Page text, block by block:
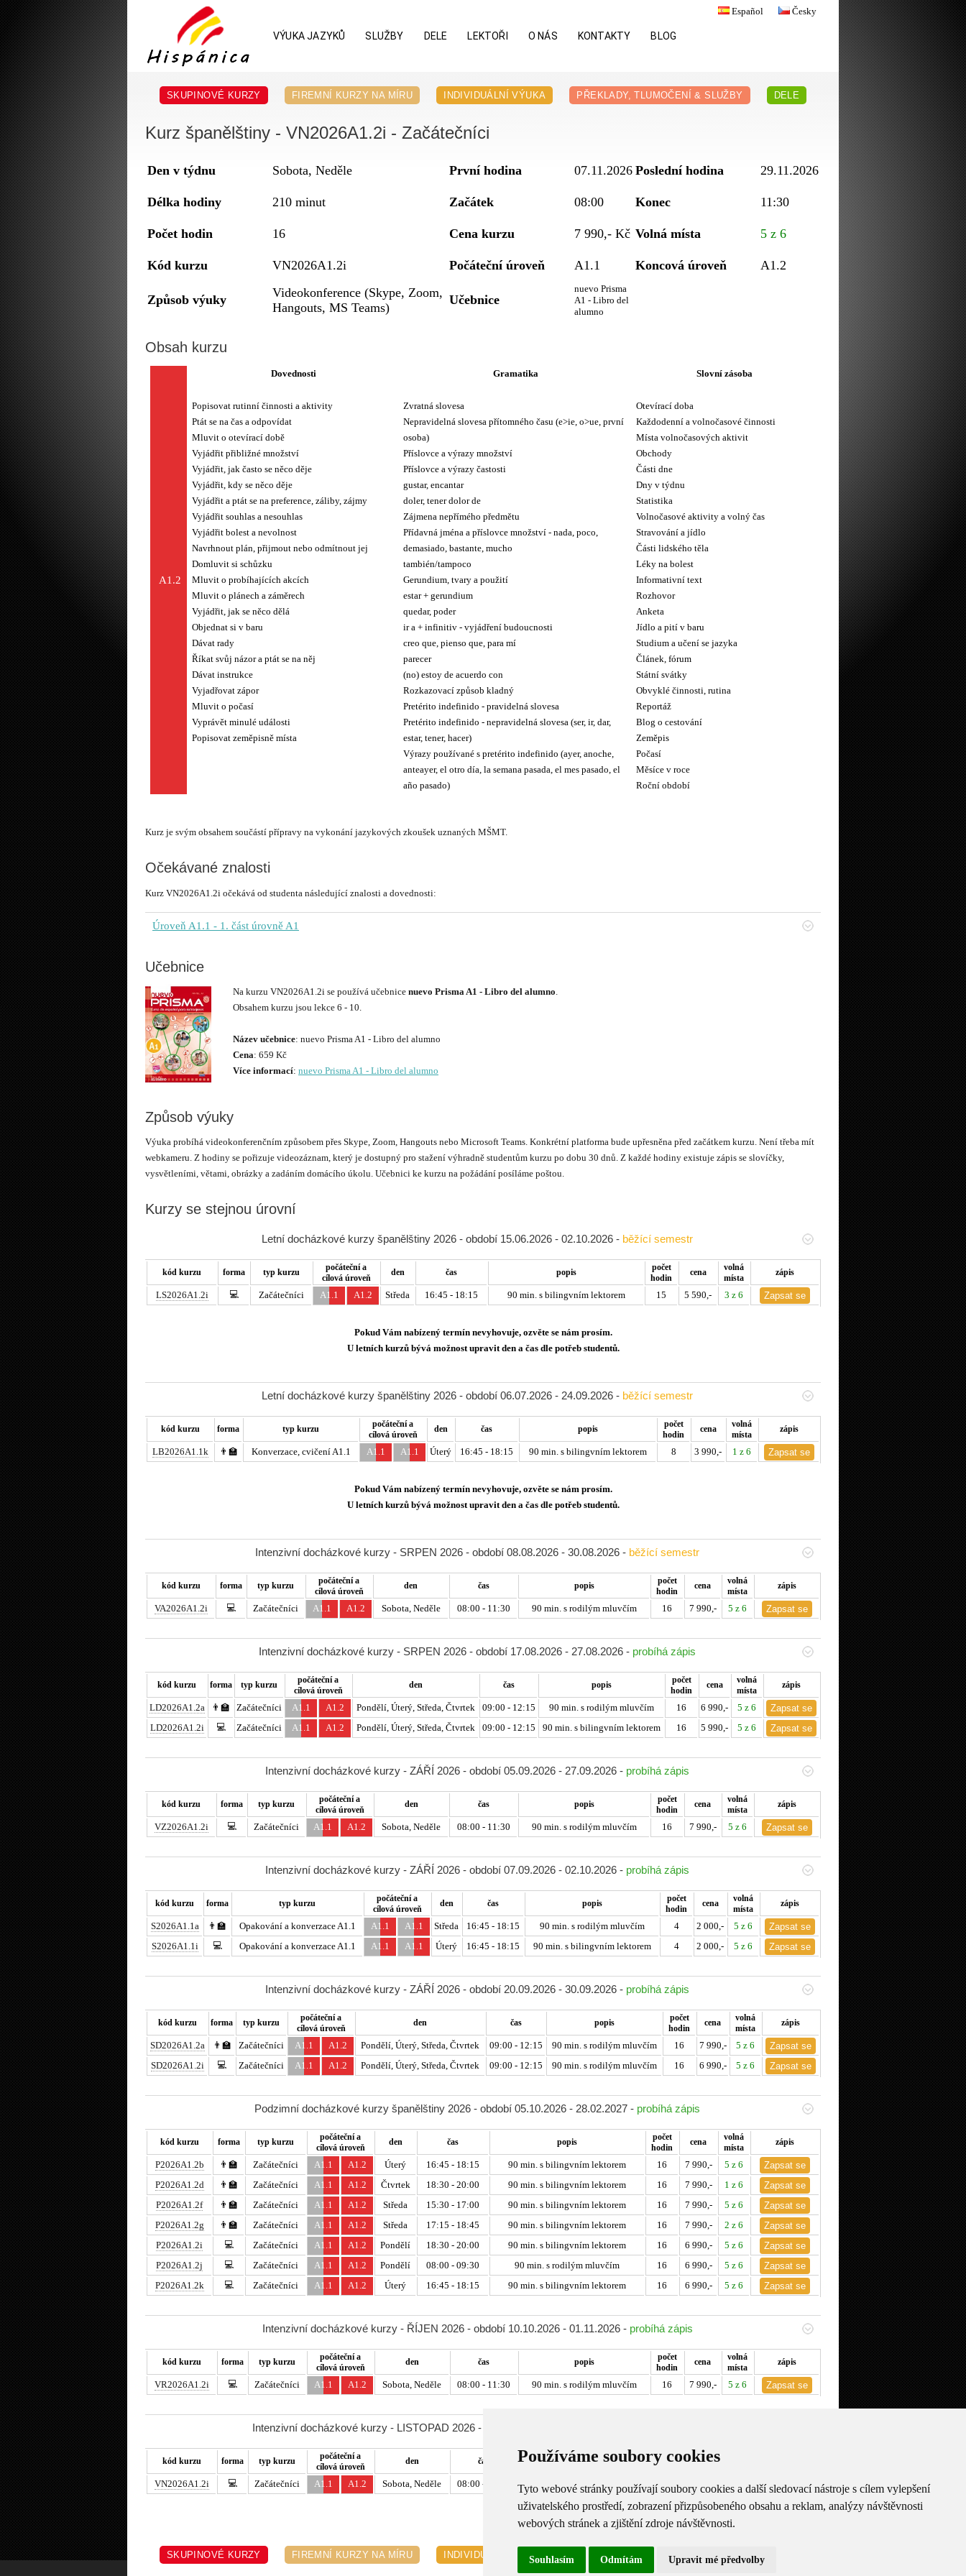
Používáme soubory cookies
Tyto webové stránky používají soubory cookies a další sledovací nástroje s cílem vylepšení
uživatelského prostředí, zobrazení přizpůsobeného obsahu a reklam, analýzy návštěvnosti
webových stránek a zjištění zdroje návštěvnosti.
Souhlasím Odmítám Upravit mé předvolby
Español Česky
VÝUKA JAZYKŮ SLUŽBY DELE LEKTOŘI O NÁS KONTAKTY BLOG
SKUPINOVÉ KURZY FIREMNÍ KURZY NA MÍRU INDIVIDUÁLNÍ VÝUKA PŘEKLADY, TLUMOČENÍ & SLUŽBY DELE
Kurz španělštiny - VN2026A1.2i - Začátečníci
Den v týdnu Sobota, Neděle První hodina 07.11.2026 Poslední hodina 29.11.2026
Délka hodiny 210 minut Začátek 08:00 Konec 11:30
Počet hodin 16 Cena kurzu 7 990,- Kč Volná místa 5 z 6
Kód kurzu VN2026A1.2i Počáteční úroveň A1.1 Koncová úroveň A1.2
Způsob výuky
Videokonference (Skype, Zoom,
Hangouts, MS Teams)
Učebnice
nuevo Prisma
A1 - Libro del
alumno
Obsah kurzu
A1.2
Dovednosti Gramatika Slovní zásoba
Popisovat rutinní činnosti a aktivity
Ptát se na čas a odpovídat
Mluvit o otevírací době
Vyjádřit přibližné množství
Vyjádřit, jak často se něco děje
Vyjádřit, kdy se něco děje
Vyjádřit a ptát se na preference, záliby, zájmy
Vyjádřit souhlas a nesouhlas
Vyjádřit bolest a nevolnost
Navrhnout plán, přijmout nebo odmítnout jej
Domluvit si schůzku
Mluvit o probíhajících akcích
Mluvit o plánech a záměrech
Vyjádřit, jak se něco dělá
Objednat si v baru
Dávat rady
Říkat svůj názor a ptát se na něj
Dávat instrukce
Vyjadřovat zápor
Mluvit o počasí
Vyprávět minulé události
Zvratná slovesa
Nepravidelná slovesa přítomného času (e>ie, o>ue, první
osoba)
Příslovce a výrazy množství
Příslovce a výrazy častosti
gustar, encantar
doler, tener dolor de
Zájmena nepřímého předmětu
Přídavná jména a příslovce množství - nada, poco,
demasiado, bastante, mucho
también/tampoco
Gerundium, tvary a použití
estar + gerundium
quedar, poder
ir a + infinitiv - vyjádření budoucnosti
creo que, pienso que, para mí
parecer
(no) estoy de acuerdo con
Rozkazovací způsob kladný
Pretérito indefinido - pravidelná slovesa
Pretérito indefinido - nepravidelná slovesa (ser, ir, dar,
estar, tener, hacer)
Výrazy používané s pretérito indefinido (ayer, anoche,
anteayer, el otro día, la semana pasada, el mes pasado, el
Otevírací doba
Každodenní a volnočasové činnosti
Místa volnočasových aktivit
Obchody
Části dne
Dny v týdnu
Statistika
Volnočasové aktivity a volný čas
Stravování a jídlo
Části lidského těla
Léky na bolest
Informativní text
Rozhovor
Anketa
Jídlo a pití v baru
Studium a učení se jazyka
Článek, fórum
Státní svátky
Obvyklé činnosti, rutina
Reportáž
Blog o cestování
Zeměpis
Počasí
Měsíce v roce
Kurz je svým obsahem součástí přípravy na vykonání jazykových zkoušek uznaných MŠMT.
Očekávané znalosti
Kurz VN2026A1.2i očekává od studenta následující znalosti a dovednosti:
Úroveň A1.1 - 1. část úrovně A1
Učebnice
Na kurzu VN2026A1.2i se používá učebnice nuevo Prisma A1 - Libro del alumno
Obsahem kurzu jsou lekce 6 - 10.
Název učebnice
Cena
Více informací: nuevo Prisma A1 - Libro del alumno
Způsob výuky
Výuka probíhá videokonferenčním způsobem přes Skype, Zoom, Hangouts nebo Microsoft Teams. Konkrétní platforma bude upřesněna před začátkem kurzu. Není třeba mít
webkameru. Z hodiny se pořizuje videozáznam, který je dostupný pro stažení výhradně studentům kurzu po dobu 30 dnů. Z každé hodiny existuje zápis se slovíčky,
vysvětleními, větami, obrázky a zadáním domácího úkolu. Učebnici ke kurzu na požádání posíláme poštou.
Kurzy se stejnou úrovní
Letní docházkové kurzy španělštiny 2026 - období 15.06.2026 - 02.10.2026 - běžící semestr
kód kurzu forma typ kurzu
počáteční a
cílová úroveň
den čas popis
počet
hodin
cena
volná
místa
zápis
LS2026A1.2i 💻 Začátečníci A1.1 A1.2 Středa 16:45 - 18:15 90 min. s bilingvním lektorem 15 5 590,- 3 z 6
Pokud Vám nabízený termín nevyhovuje, ozvěte se nám prosím.
U letních kurzů bývá možnost upravit den a čas dle potřeb studentů.
Letní docházkové kurzy španělštiny 2026 - období 06.07.2026 - 24.09.2026 - běžící semestr
kód kurzu forma typ kurzu
počáteční a
cílová úroveň
den čas popis
počet
hodin
cena
volná
místa
zápis
LB2026A1.1k 👨‍🏫 Konverzace, cvičení A1.1 A1.1 A1.1 Úterý 16:45 - 18:15 90 min. s bilingvním lektorem 8 3 990,- 1 z 6
Pokud Vám nabízený termín nevyhovuje, ozvěte se nám prosím.
U letních kurzů bývá možnost upravit den a čas dle potřeb studentů.
Intenzivní docházkové kurzy - SRPEN 2026 - období 08.08.2026 - 30.08.2026 - běžící semestr
kód kurzu forma typ kurzu
počáteční a
cílová úroveň
den čas popis
počet
hodin
cena
volná
místa
zápis
VA2026A1.2i 💻 Začátečníci A1.1 A1.2 Sobota, Neděle 08:00 - 11:30 90 min. s rodilým mluvčím 16 7 990,- 5 z 6
Intenzivní docházkové kurzy - SRPEN 2026 - období 17.08.2026 - 27.08.2026 - probíhá zápis
kód kurzu forma typ kurzu
počáteční a
cílová úroveň
den čas popis
počet
hodin
cena
volná
místa
zápis
LD2026A1.2a 👨‍🏫 Začátečníci A1.1 A1.2 Pondělí, Úterý, Středa, Čtvrtek 09:00 - 12:15 90 min. s rodilým mluvčím 16 6 990,-
5 z 6
LD2026A1.2i
💻 Začátečníci A1.1 A1.2 Pondělí, Úterý, Středa, Čtvrtek 09:00 - 12:15 90 min. s bilingvním lektorem 16 5 990,- 5 z 6
Intenzivní docházkové kurzy - ZÁŘÍ 2026 - období 05.09.2026 - 27.09.2026 - probíhá zápis
kód kurzu forma typ kurzu
počáteční a
cílová úroveň
den čas popis
počet
hodin
cena
volná
místa
zápis
VZ2026A1.2i 💻 Začátečníci A1.1 A1.2 Sobota, Neděle 08:00 - 11:30 90 min. s rodilým mluvčím 16 7 990,- 5 z 6
Intenzivní docházkové kurzy - ZÁŘÍ 2026 - období 07.09.2026 - 02.10.2026 - probíhá zápis
kód kurzu forma typ kurzu
počáteční a
cílová úroveň
den čas popis
počet
hodin
cena
volná
místa
zápis
S2026A1.1a 👨‍🏫 Opakování a konverzace A1.1 A1.1 A1.1 Středa 16:45 - 18:15 90 min. s rodilým mluvčím 4 2 000,-
5 z 6
S2026A1.1i
💻 Opakování a konverzace A1.1 A1.1 A1.1 Úterý 16:45 - 18:15 90 min. s bilingvním lektorem 4 2 000,- 5 z 6
Intenzivní docházkové kurzy - ZÁŘÍ 2026 - období 20.09.2026 - 30.09.2026 - probíhá zápis
kód kurzu forma typ kurzu
počáteční a
cílová úroveň
den čas popis
počet
hodin
cena
volná
místa
zápis
SD2026A1.2a 👨‍🏫 Začátečníci A1.1 A1.2 Pondělí, Úterý, Středa, Čtvrtek 09:00 - 12:15 90 min. s rodilým mluvčím 16 7 990,-
5 z 6
SD2026A1.2i
💻 Začátečníci A1.1 A1.2 Pondělí, Úterý, Středa, Čtvrtek 09:00 - 12:15 90 min. s rodilým mluvčím 16 6 990,- 5 z 6
Podzimní docházkové kurzy španělštiny 2026 - období 05.10.2026 - 28.02.2027 - probíhá zápis
kód kurzu forma typ kurzu
počáteční a
cílová úroveň
den čas popis
počet
hodin
cena
volná
místa
zápis
P2026A1.2b 👨‍🏫 Začátečníci A1.1 A1.2 Úterý 16:45 - 18:15 90 min. s bilingvním lektorem 16 7 990,-
5 z 6
P2026A1.2d
👨‍🏫 Začátečníci A1.1 A1.2 Čtvrtek 18:30 - 20:00 90 min. s bilingvním lektorem 16 7 990,-
1 z 6
P2026A1.2f
👨‍🏫 Začátečníci A1.1 A1.2 Středa 15:30 - 17:00 90 min. s bilingvním lektorem 16 7 990,-
5 z 6
P2026A1.2g
👨‍🏫 Začátečníci A1.1 A1.2 Středa 17:15 - 18:45 90 min. s bilingvním lektorem 16 7 990,-
2 z 6
P2026A1.2i
💻 Začátečníci A1.1 A1.2 Pondělí 18:30 - 20:00 90 min. s bilingvním lektorem 16 6 990,-
5 z 6
P2026A1.2j
💻 Začátečníci A1.1 A1.2 Pondělí 08:00 - 09:30 90 min. s rodilým mluvčím 16 6 990,-
5 z 6
P2026A1.2k
💻 Začátečníci A1.1 A1.2 Úterý 16:45 - 18:15 90 min. s bilingvním lektorem 16 6 990,- 5 z 6
Intenzivní docházkové kurzy - ŘÍJEN 2026 - období 10.10.2026 - 01.11.2026 - probíhá zápis
kód kurzu forma typ kurzu
počáteční a
cílová úroveň
den čas popis
počet
hodin
cena
volná
místa
zápis
VR2026A1.2i 💻 Začátečníci A1.1 A1.2 Sobota, Neděle 08:00 - 11:30 90 min. s rodilým mluvčím 16 7 990,- 5 z 6
Intenzivní docházkové kurzy - LISTOPAD 2026 - období 07.11.2026 - 29.11.2026 -
kód kurzu forma typ kurzu
počáteční a
cílová úroveň
den čas popis
počet
hodin
cena
VN2026A1.2i 💻 Začátečníci A1.1 A1.2 Sobota, Neděle 08:00 - 11:30 90 min. s rodilým mluvčím
SKUPINOVÉ KURZY FIREMNÍ KURZY NA MÍRU INDIVIDUÁLNÍ VÝUKA PŘEKLADY, TLUMOČENÍ & SLUŽBY